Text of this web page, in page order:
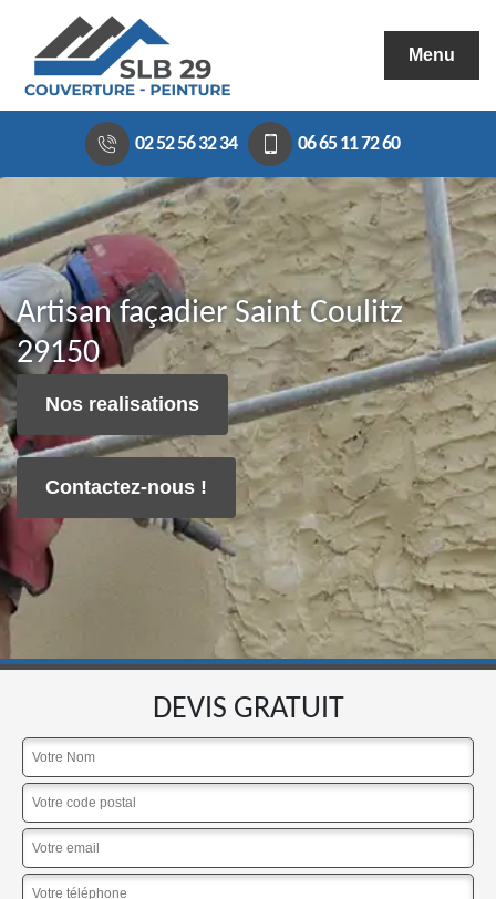
Menu
02 52 56 32 34 06 65 11 72 60
Artisan façadier Saint Coulitz
29150
Nos realisations
Contactez-nous !
DEVIS GRATUIT